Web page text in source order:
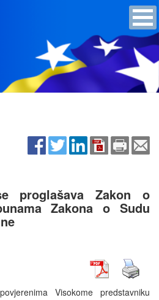
proglašava Zakon o
Zakona o Sudu
Visokome predstavniku